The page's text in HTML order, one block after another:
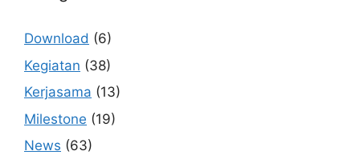
Download (6)
Kegiatan (38)
Kerjasama (13)
Milestone (19)
News (63)